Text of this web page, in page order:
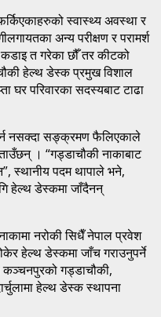
स्वास्थ्य अवस्था र
अन्य परीक्षण र परामर्श
त गरेका छौँ तर कीटको
हेल्थ डेस्क प्रमुख विशाल
घर परिवारका सदस्यबाट टाढा
नसक्दा सङ्क्रमण फैलिएकाले
। “गड्डाचौकी नाकाबाट
स्थानीय पदम थापाले भने,
हेल्थ डेस्कमा जाँदैनन्
नरोकी सिधैँ नेपाल प्रवेश
हेल्थ डेस्कमा जाँच गराउनुपर्ने
कञ्चनपुरको गड्डाचौकी,
हेल्थ डेस्क स्थापना